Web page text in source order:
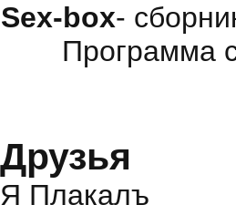
Sex-box-
Программа
Друзья
Я Плакалъ